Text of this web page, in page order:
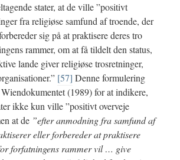
stater, at de ville ”positivt
fra religiøse samfund af troende, der
sig på at praktisere deres tro
rammer, om at få tildelt den status,
lande giver religiøse trosretninger,
[57] Denne formulering
(1989) for at indikere,
ikke kun ville ”positivt overveje
at de ”efter anmodning fra samfund af
eller forbereder at praktisere
forfatningens rammer vil … give